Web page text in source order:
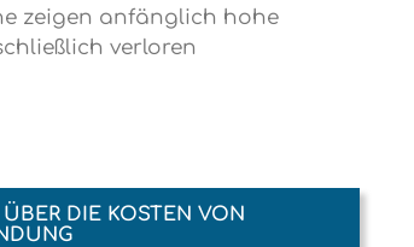
zeigen anfänglich hohe
verloren
DIE KOSTEN VON